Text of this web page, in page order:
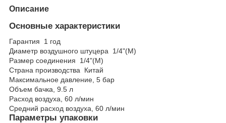
Описание
Основные характеристики
Гарантия 1 год
Диаметр воздушного штуцера 1/4"(M)
Размер соединения 1/4"(M)
Страна производства Китай
Максимальное давление, 5 бар
Объем бачка, 9.5 л
Расход воздуха, 60 л/мин
Средний расход воздуха, 60 л/мин
Параметры упаковки